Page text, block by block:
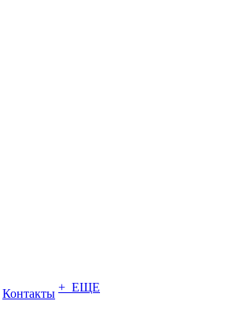
Контакты + ЕЩЕ